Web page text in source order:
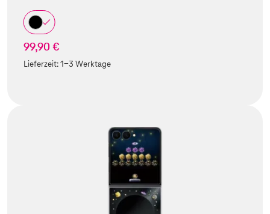
99,90 €
Lieferzeit:1-3 Werktage